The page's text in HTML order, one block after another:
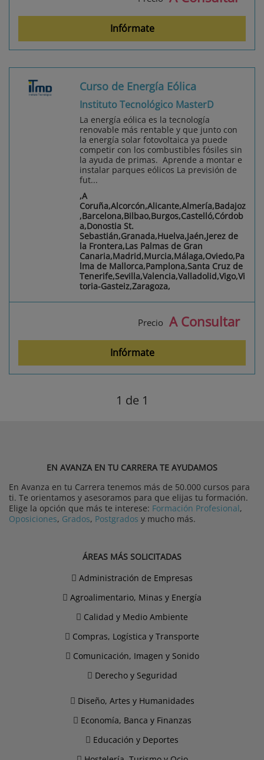
Infórmate
Curso de Energía Eólica
Instituto Tecnológico MasterD
La energía eólica es la tecnología
renovable más rentable y que junto con
la energía solar fotovoltaica ya puede
competir con los combustibles fósiles sin
la ayuda de primas. Aprende a montar e
instalar parques eólicos La previsión de
fut...
,A
Coruña,Alcorcón,Alicante,Almería,Badajoz
,Barcelona,Bilbao,Burgos,Castelló,Córdob
a,Donostia St.
Sebastián,Granada,Huelva,Jaén,Jerez de
la Frontera,Las Palmas de Gran
Canaria,Madrid,Murcia,Málaga,Oviedo,Pa
lma de Mallorca,Pamplona,Santa Cruz de
Tenerife,Sevilla,Valencia,Valladolid,Vigo,Vi
toria-Gasteiz,Zaragoza,
Precio A Consultar
Infórmate
1 de 1
EN AVANZA EN TU CARRERA TE AYUDAMOS
En Avanza en tu Carrera tenemos más de 50.000 cursos para
ti. Te orientamos y asesoramos para que elijas tu formación.
Elige la opción que más te interese: Formación Profesional,
Oposiciones, Grados, Postgrados y mucho más.
ÁREAS MÁS SOLICITADAS
Administración de Empresas
Agroalimentario, Minas y Energía
Calidad y Medio Ambiente
Compras, Logística y Transporte
Comunicación, Imagen y Sonido
Derecho y Seguridad
Diseño, Artes y Humanidades
Economía, Banca y Finanzas
Educación y Deportes